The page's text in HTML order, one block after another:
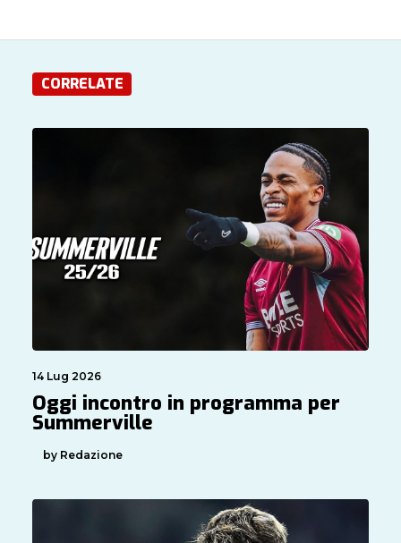
CORRELATE
14 Lug 2026
Oggi incontro in programma per
Summerville
by Redazione